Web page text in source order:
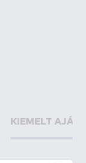
KIEMELT